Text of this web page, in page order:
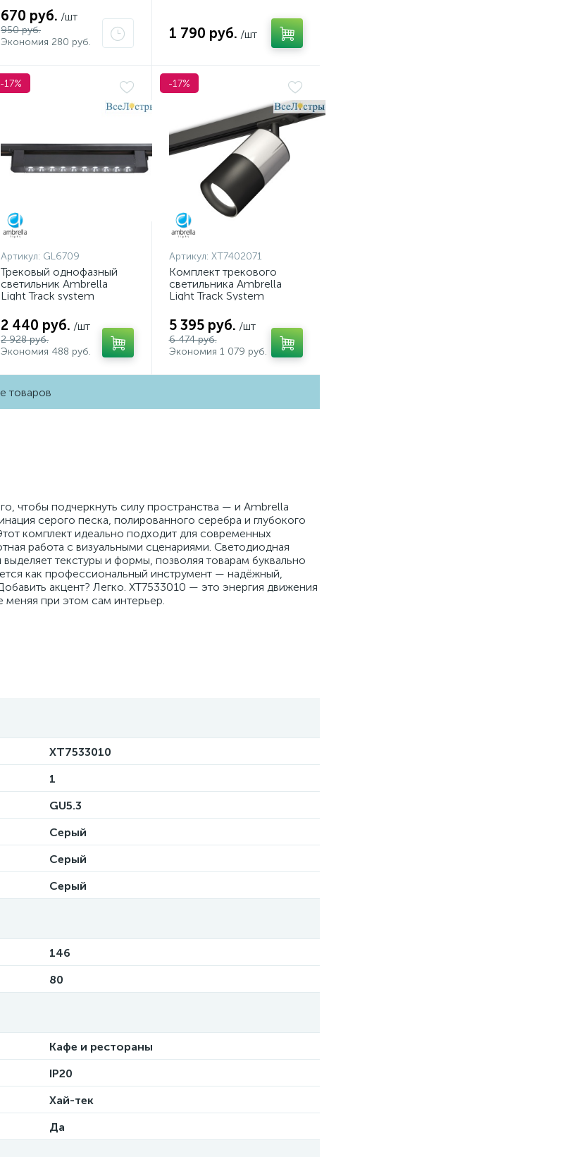
670 руб. /шт
950 руб.
Экономия 280 руб.
1 790 руб. /шт
-17%
Артикул: GL6709
Трековый однофазный
светильник Ambrella
Light Track system
2 440 руб. /шт
2 928 руб.
Экономия 488 руб.
-17%
Артикул: XT7402071
Комплект трекового
светильника Ambrella
Light Track System
A2071, C7402, N7021)
5 395 руб. /шт
6 474 руб.
Экономия 1 079 руб.
товаров
чтобы подчеркнуть силу пространства — и Ambrella
серого песка, полированного серебра и глубокого
комплект идеально подходит для современных
работа с визуальными сценариями. Светодиодная
текстуры и формы, позволяя товарам буквально
как профессиональный инструмент — надёжный,
акцент? Легко. XT7533010 — это энергия движения
при этом сам интерьер.
XT7533010
1
GU5.3
Серый
Серый
Серый
146
80
Кафе и рестораны
IP20
Хай-тек
Да